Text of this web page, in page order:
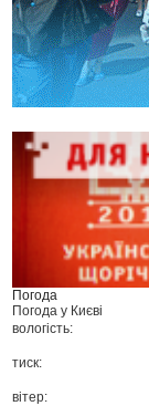
Погода
Погода у Києві
вологість:
тиск:
вітер: